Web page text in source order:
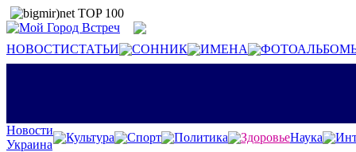
НОВОСТИСТАТЬИ СОННИК ИМЕНА
Новости
Украина
Культура Спорт Политика ЗдоровьеНаука